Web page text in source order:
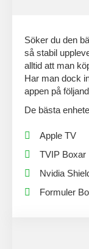
Söker du den
så stabil
alltid att man
Har man dock
appen på
De bästa
Apple TV
TVIP Boxar
Nvidia
Formuler